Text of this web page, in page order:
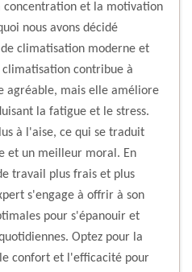
et la motivation
nous avons décidé
climatisation moderne et
contribue à
agréable, mais elle améliore
la fatigue et le stress.
à l'aise, ce qui se traduit
et un meilleur moral. En
travail plus frais et plus
s'engage à offrir à son
pour s'épanouir et
Optez pour la
confort et l'efficacité pour